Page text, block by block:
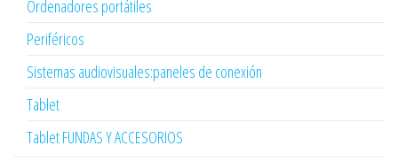
Ordenadores portátiles
Periféricos
Sistemas audiovisuales:paneles de conexión
Tablet
Tablet FUNDAS Y ACCESORIOS